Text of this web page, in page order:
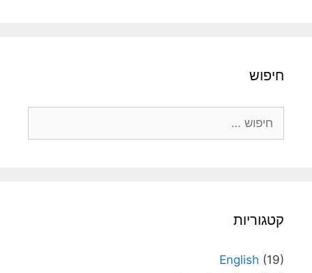
חיפוש
קטגוריות
English (19)